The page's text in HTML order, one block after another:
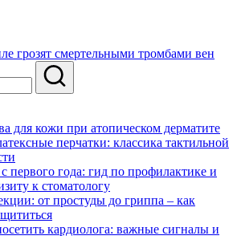
грозят смертельными тромбами вен
для кожи при атопическом дерматите
перчатки: классика тактильной
первого года: гид по профилактике и
к стоматологу
от простуды до гриппа – как
кардиолога: важные сигналы и